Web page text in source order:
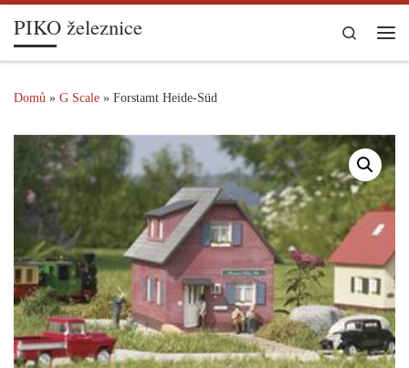
Skip to content
PIKO železnice
Search
Domů » G Scale » Forstamt Heide-Süd